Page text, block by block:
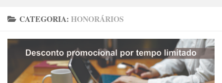
CATEGORIA: HONORÁRIOS